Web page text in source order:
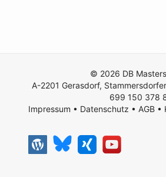
© 2026 DB
A-2201 Gerasdorf,
699 150 378
Impressum • Datenschutz • AGB •